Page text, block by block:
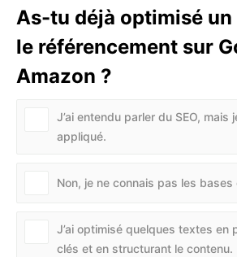
As-tu déjà optimisé
le référencement sur
Amazon ?
J’ai entendu parler du SEO, mais
appliqué.
Non, je ne connais pas les bases
J’ai optimisé quelques textes en
clés et en structurant le contenu.